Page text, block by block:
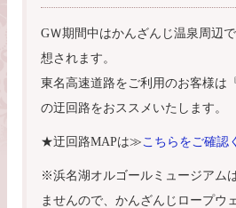
GＷ期間中はかんざんじ温泉周辺
想されます。
東名高速道路をご利用のお客様は
の迂回路をおススメいたします。
★迂回路MAPは≫ こちらをご確認
※浜名湖オルゴールミュージアム
ませんので、かんざんじロープウ